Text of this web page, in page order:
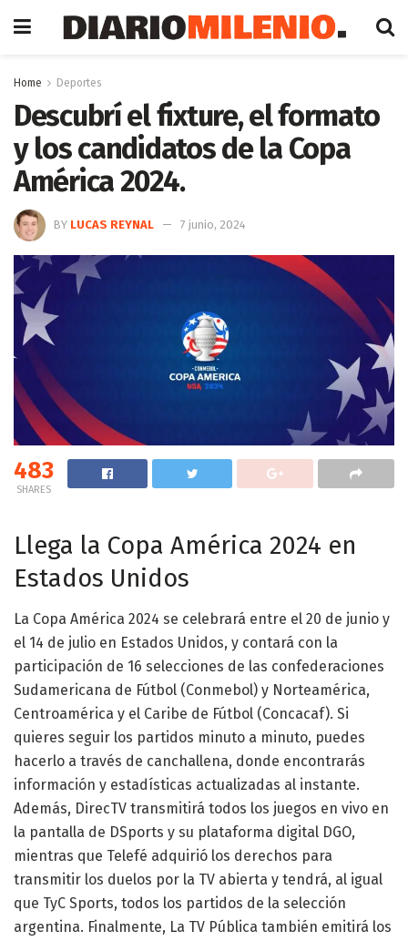
Home Deportes
Descubrí el fixture, el formato
y los candidatos de la Copa
América 2024.
BY LUCAS REYNAL 7 junio, 2024
483
SHARES
Llega la Copa América 2024 en
Estados Unidos
La Copa América 2024 se celebrará entre el 20 de junio y
el 14 de julio en Estados Unidos, y contará con la
participación de 16 selecciones de las confederaciones
Sudamericana de Fútbol (Conmebol) y Norteamérica,
Centroamérica y el Caribe de Fútbol (Concacaf). Si
quieres seguir los partidos minuto a minuto, puedes
hacerlo a través de canchallena, donde encontrarás
información y estadísticas actualizadas al instante.
Además, DirecTV transmitirá todos los juegos en vivo en
la pantalla de DSports y su plataforma digital DGO,
mientras que Telefé adquirió los derechos para
transmitir los duelos por la TV abierta y tendrá, al igual
que TyC Sports, todos los partidos de la selección
argentina. Finalmente, La TV Pública también emitirá los